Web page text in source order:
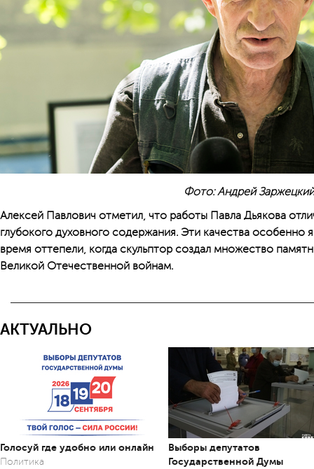
Фото: Андрей Заржецкий
Алексей Павлович отметил, что работы Павла Дьякова
глубокого духовного содержания. Эти качества особенно
время оттепели, когда скульптор создал множество
Великой Отечественной войнам.
АКТУАЛЬНО
Голосуй где удобно или онлайн
Политика
Выборы депутатов
Государственной Думы